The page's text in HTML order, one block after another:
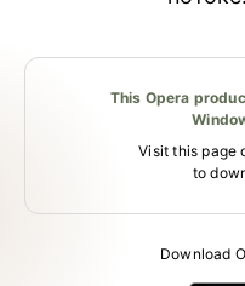
This Opera
Visit this page
to
Download